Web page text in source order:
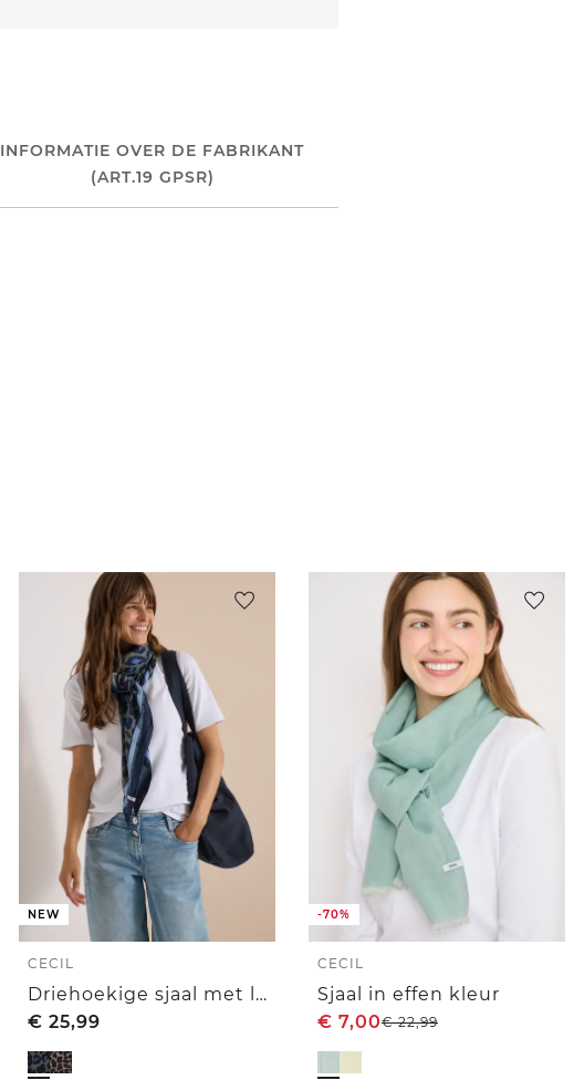
INFORMATIE OVER DE FABRIKANT
(ART.19 GPSR)
NEW
CECIL
Driehoekige sjaal met luipaardprint
€ 25,99
-70%
CECIL
Sjaal in effen kleur
€ 7,00€22,99